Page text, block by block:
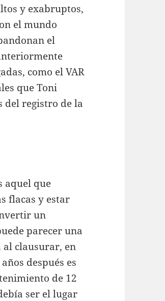
y exabruptos,
el mundo
el
como el VAR
que Toni
del registro de la
aquel que
flacas y estar
un
parecer una
al clausurar, en
después es
de 12
ser el lugar